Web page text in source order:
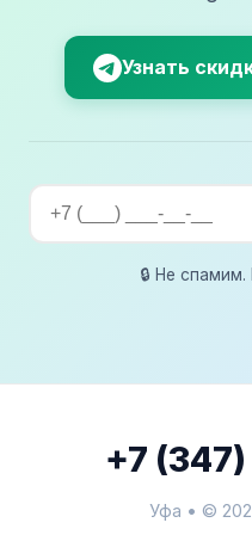
Узнать
🔒 Не спамим.
+7
Уфа • ©